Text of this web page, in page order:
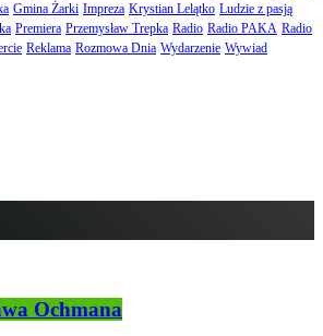
Gmina Żarki Impreza Krystian Lelątko Ludzie z pasją
Premiera Przemysław Trepka Radio Radio PAKA Radio
Reklama Rozmowa Dnia Wydarzenie Wywiad
Ochmana